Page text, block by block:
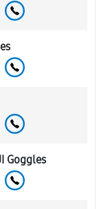
Goggles